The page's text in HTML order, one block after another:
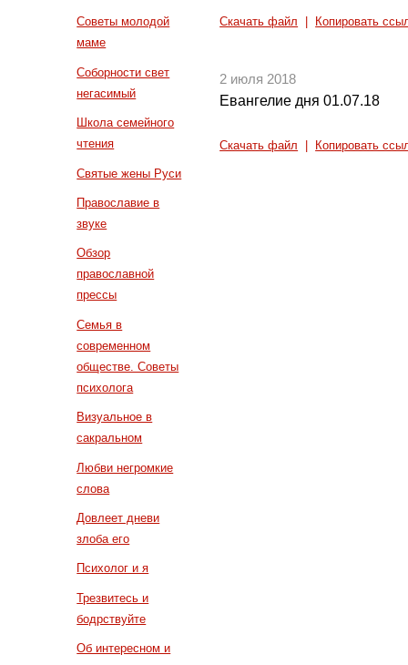
Советы молодой
маме
Соборности свет
негасимый
Школа семейного
чтения
Святые жены Руси
Православие в
звуке
Обзор
православной
прессы
Семья в
современном
обществе. Советы
психолога
Визуальное в
сакральном
Любви негромкие
слова
Довлеет дневи
злоба его
Психолог и я
Трезвитесь и
бодрствуйте
Об интересном и
Скачать файл Копировать
2 июля 2018
Евангелие дня 01.07.18
Скачать файл Копировать